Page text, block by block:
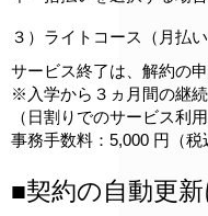
３）ライトコース（月払い
サービス終了は、解約の
※入学から３ヵ月間の継続
（日割りでのサービス利
事務手数料：5,000 円（税
■契約の自動更